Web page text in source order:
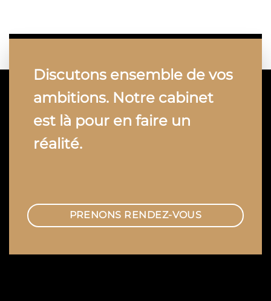
Discutons ensemble de vos
ambitions. Notre cabinet
est là pour en faire un
réalité.
PRENONS RENDEZ-VOUS